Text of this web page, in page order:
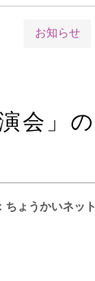
お知らせ
会」の
ょうかいネット